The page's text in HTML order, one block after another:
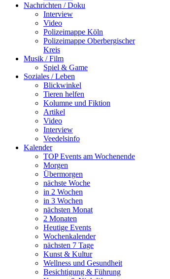
Nachrichten / Doku
Interview
Video
Polizeimappe Köln
Polizeimappe Oberbergischer
Kreis
Musik / Film
Spiel & Game
Soziales / Leben
Blickwinkel
Tieren helfen
Kolumne und Fiktion
Artikel
Video
Interview
Veedelsinfo
Kalender
TOP Events am Wochenende
Morgen
Übermorgen
nächste Woche
in 2 Wochen
in 3 Wochen
nächsten Monat
2 Monaten
Heutige Events
Wochenkalender
nächsten 7 Tage
Kunst & Kultur
Wellness und Gesundheit
Besichtigung & Führung